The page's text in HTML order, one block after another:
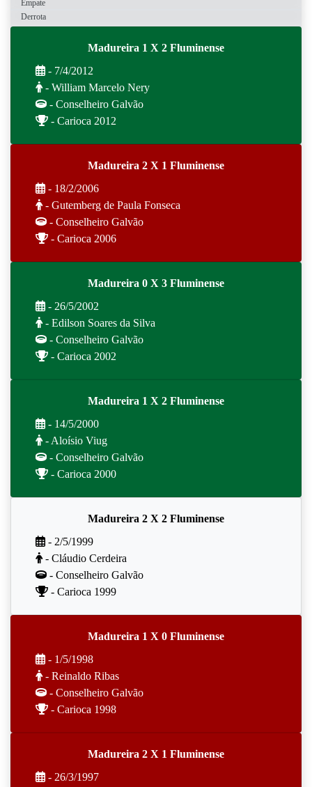
Empate
Derrota
Madureira 1 X 2 Fluminense
- 7/4/2012
- William Marcelo Nery
- Conselheiro Galvão
- Carioca 2012
Madureira 2 X 1 Fluminense
- 18/2/2006
- Gutemberg de Paula Fonseca
- Conselheiro Galvão
- Carioca 2006
Madureira 0 X 3 Fluminense
- 26/5/2002
- Edilson Soares da Silva
- Conselheiro Galvão
- Carioca 2002
Madureira 1 X 2 Fluminense
- 14/5/2000
- Aloísio Viug
- Conselheiro Galvão
- Carioca 2000
Madureira 2 X 2 Fluminense
- 2/5/1999
- Cláudio Cerdeira
- Conselheiro Galvão
- Carioca 1999
Madureira 1 X 0 Fluminense
- 1/5/1998
- Reinaldo Ribas
- Conselheiro Galvão
- Carioca 1998
Madureira 2 X 1 Fluminense
- 26/3/1997